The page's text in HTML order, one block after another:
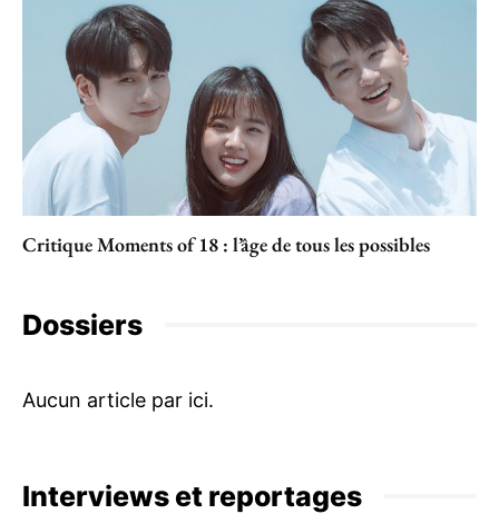
Critique Moments of 18 : l’âge de tous les possibles
Dossiers
Interviews et reportages